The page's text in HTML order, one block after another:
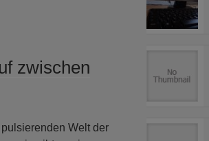
zwischen
pulsierenden Welt der